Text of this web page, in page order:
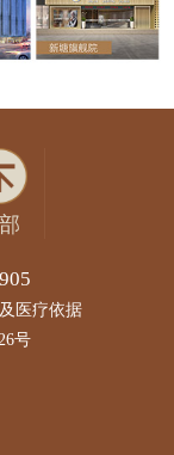
医疗依据
号